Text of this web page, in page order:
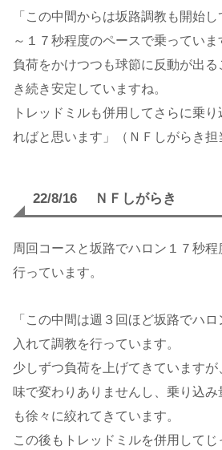
「この中間からは坂路調教も開始
～１７秒程度のペースで乗っていま
負荷をかけつつも球節に反動が出る
き続き安定していますね。
トレッドミルも併用してさらに乗
ればと思います」（ＮＦしがらき担
22/8/16 ＮＦしがらき
周回コースと坂路でハロン１７秒
行っています。
「この中間は週３回ほど坂路でハ
入れて調教を行っています。
少しずつ負荷を上げてきています
味で変わりありませんし、乗り込
も徐々に絞れてきています。
この後もトレッドミルを併用して